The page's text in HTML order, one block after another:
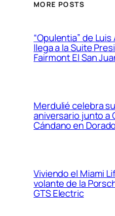
MORE POSTS
“Opulentia” de
llega a la Suite
Fairmont El San
Merdulié celebra
aniversario junto a
Cándano en
Viviendo el Miami
volante de la
GTS Electric